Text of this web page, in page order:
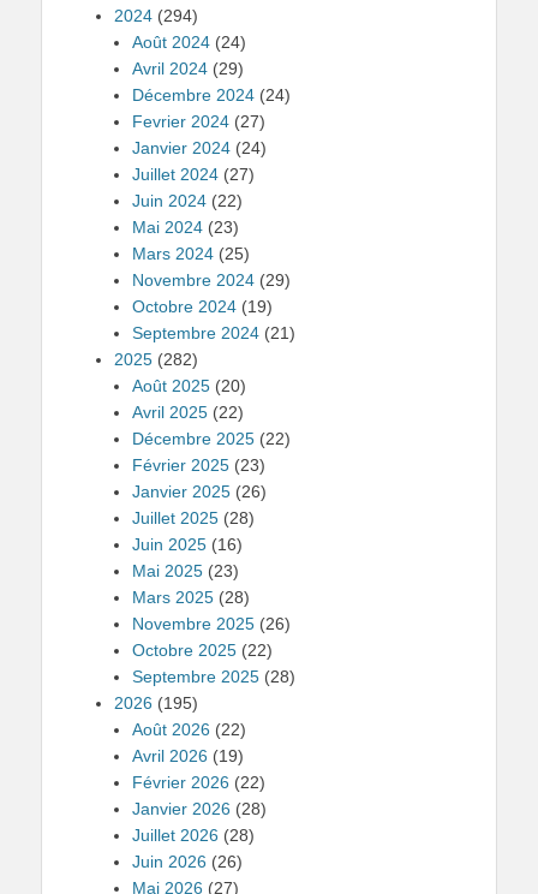
2024 (294)
Août 2024 (24)
Avril 2024 (29)
Décembre 2024 (24)
Fevrier 2024 (27)
Janvier 2024 (24)
Juillet 2024 (27)
Juin 2024 (22)
Mai 2024 (23)
Mars 2024 (25)
Novembre 2024 (29)
Octobre 2024 (19)
Septembre 2024 (21)
2025 (282)
Août 2025 (20)
Avril 2025 (22)
Décembre 2025 (22)
Février 2025 (23)
Janvier 2025 (26)
Juillet 2025 (28)
Juin 2025 (16)
Mai 2025 (23)
Mars 2025 (28)
Novembre 2025 (26)
Octobre 2025 (22)
Septembre 2025 (28)
2026 (195)
Août 2026 (22)
Avril 2026 (19)
Février 2026 (22)
Janvier 2026 (28)
Juillet 2026 (28)
Juin 2026 (26)
Mai 2026 (27)